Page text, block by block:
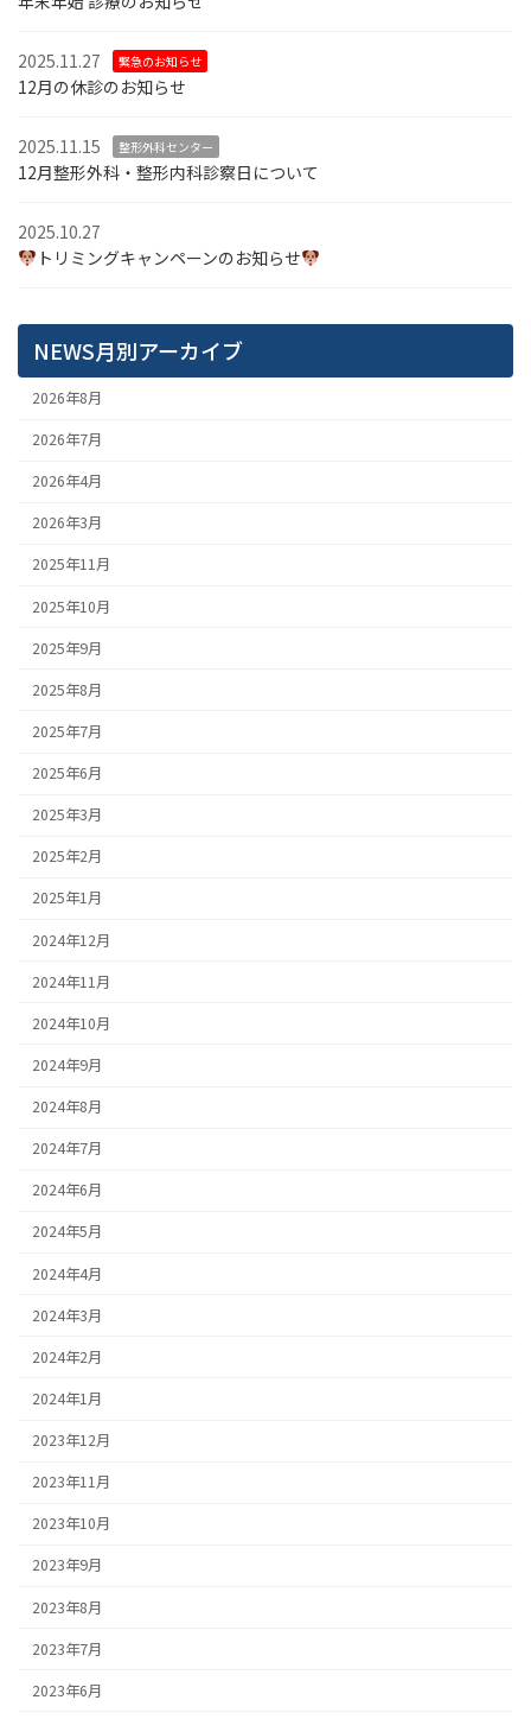
2025.11.27 緊急のお知らせ
12月の休診のお知らせ
2025.11.15 整形外科センター
12月整形外科・整形内科診察日について
2025.10.27
トリミングキャンペーンのお知らせ
NEWS月別アーカイブ
2026年8月
2026年7月
2026年4月
2026年3月
2025年11月
2025年10月
2025年9月
2025年8月
2025年7月
2025年6月
2025年3月
2025年2月
2025年1月
2024年12月
2024年11月
2024年10月
2024年9月
2024年8月
2024年7月
2024年6月
2024年5月
2024年4月
2024年3月
2024年2月
2024年1月
2023年12月
2023年11月
2023年10月
2023年9月
2023年8月
2023年7月
2023年6月